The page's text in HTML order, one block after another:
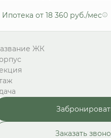
Ипотека от 18 360 руб./мес
ЖК
Заказать